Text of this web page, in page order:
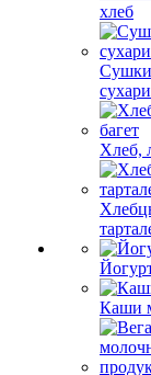
хлеб
сухари
Хлеб,
Каши